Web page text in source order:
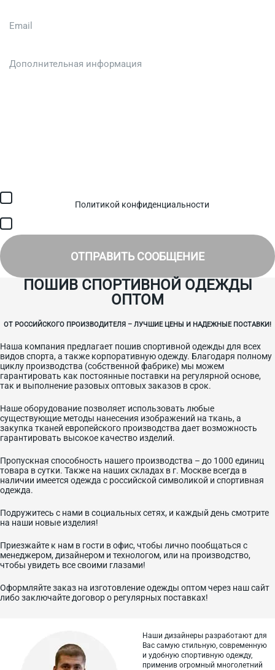
Политикой конфиденциальности
ОТПРАВИТЬ СООБЩЕНИЕ
ПОШИВ СПОРТИВНОЙ ОДЕЖДЫ
ОПТОМ
ОТ РОССИЙСКОГО ПРОИЗВОДИТЕЛЯ – ЛУЧШИЕ ЦЕНЫ И НАДЕЖНЫЕ ПОСТАВКИ!
Наша компания предлагает пошив спортивной одежды для всех
видов спорта, а также корпоративную одежду. Благодаря полному
циклу производства (собственной фабрике) мы можем
гарантировать как постоянные поставки на регулярной основе,
так и выполнение разовых оптовых заказов в срок.
Наше оборудование позволяет использовать любые
существующие методы нанесения изображений на ткань, а
закупка тканей европейского производства дает возможность
гарантировать высокое качество изделий.
Пропускная способность нашего производства – до 1000 единиц
товара в сутки. Также на наших складах в г. Москве всегда в
наличии имеется одежда с российской символикой и спортивная
одежда.
Подружитесь с нами в социальных сетях, и каждый день смотрите
на наши новые изделия!
Приезжайте к нам в гости в офис, чтобы лично пообщаться с
менеджером, дизайнером и технологом, или на производство,
чтобы увидеть все своими глазами!
Оформляйте заказ на изготовление одежды оптом через наш сайт
либо заключайте договор о регулярных поставках!
Наши дизайнеры разработают для
Вас самую стильную, современную
и удобную спортивную одежду,
применив огромный многолетний